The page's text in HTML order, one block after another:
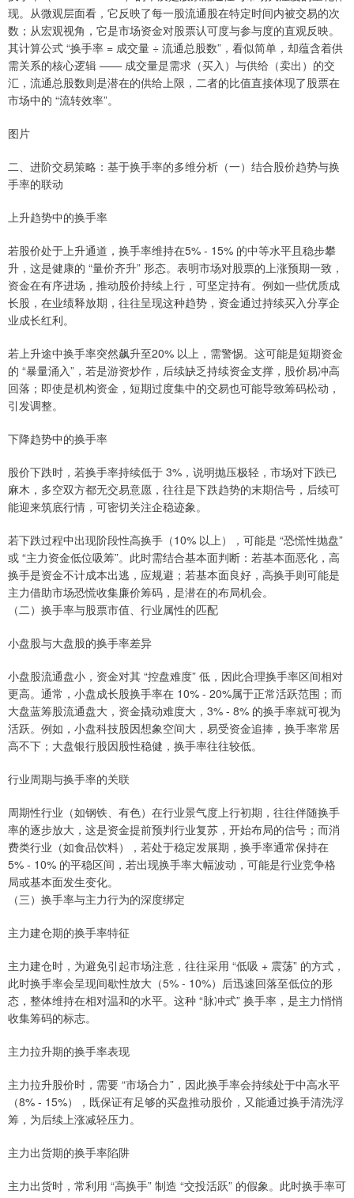
现。从微观层面看，它反映了每一股流通股在特定时间内被交易的次
数；从宏观视角，它是市场资金对股票认可度与参与度的直观反映。
其计算公式 “换手率 = 成交量 ÷ 流通总股数”，看似简单，却蕴含着供
需关系的核心逻辑 —— 成交量是需求（买入）与供给（卖出）的交
汇，流通总股数则是潜在的供给上限，二者的比值直接体现了股票在
市场中的 “流转效率”。
图片
二、进阶交易策略：基于换手率的多维分析（一）结合股价趋势与换
手率的联动
上升趋势中的换手率
若股价处于上升通道，换手率维持在5% - 15% 的中等水平且稳步攀
升，这是健康的 “量价齐升” 形态。表明市场对股票的上涨预期一致，
资金在有序进场，推动股价持续上行，可坚定持有。例如一些优质成
长股，在业绩释放期，往往呈现这种趋势，资金通过持续买入分享企
业成长红利。
若上升途中换手率突然飙升至20% 以上，需警惕。这可能是短期资金
的 “暴量涌入”，若是游资炒作，后续缺乏持续资金支撑，股价易冲高
回落；即使是机构资金，短期过度集中的交易也可能导致筹码松动，
引发调整。
下降趋势中的换手率
股价下跌时，若换手率持续低于 3%，说明抛压极轻，市场对下跌已
麻木，多空双方都无交易意愿，往往是下跌趋势的末期信号，后续可
能迎来筑底行情，可密切关注企稳迹象。
若下跌过程中出现阶段性高换手（10% 以上），可能是 “恐慌性抛盘”
或 “主力资金低位吸筹”。此时需结合基本面判断：若基本面恶化，高
换手是资金不计成本出逃，应规避；若基本面良好，高换手则可能是
主力借助市场恐慌收集廉价筹码，是潜在的布局机会。
（二）换手率与股票市值、行业属性的匹配
小盘股与大盘股的换手率差异
小盘股流通盘小，资金对其 “控盘难度” 低，因此合理换手率区间相对
更高。通常，小盘成长股换手率在 10% - 20%属于正常活跃范围；而
大盘蓝筹股流通盘大，资金撬动难度大，3% - 8% 的换手率就可视为
活跃。例如，小盘科技股因想象空间大，易受资金追捧，换手率常居
高不下；大盘银行股因股性稳健，换手率往往较低。
行业周期与换手率的关联
周期性行业（如钢铁、有色）在行业景气度上行初期，往往伴随换手
率的逐步放大，这是资金提前预判行业复苏，开始布局的信号；而消
费类行业（如食品饮料），若处于稳定发展期，换手率通常保持在
5% - 10% 的平稳区间，若出现换手率大幅波动，可能是行业竞争格
局或基本面发生变化。
（三）换手率与主力行为的深度绑定
主力建仓期的换手率特征
主力建仓时，为避免引起市场注意，往往采用 “低吸 + 震荡” 的方式，
此时换手率会呈现间歇性放大（5% - 10%）后迅速回落至低位的形
态，整体维持在相对温和的水平。这种 “脉冲式” 换手率，是主力悄悄
收集筹码的标志。
主力拉升期的换手率表现
主力拉升股价时，需要 “市场合力”，因此换手率会持续处于中高水平
（8% - 15%），既保证有足够的买盘推动股价，又能通过换手清洗浮
筹，为后续上涨减轻压力。
主力出货期的换手率陷阱
主力出货时，常利用 “高换手” 制造 “交投活跃” 的假象。此时换手率可